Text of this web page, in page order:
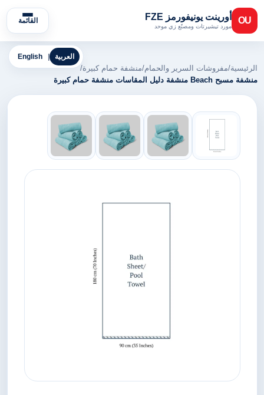
OU أورينت يونيفورمز FZE
مورد تيشيرتات ومصنّع زي موحد
القائمة
English العربية
الرئيسية/مفروشات السرير والحمام/منشفة حمام كبيرة/
منشفة مسبح Beach منشفة دليل المقاسات منشفة حمام كبيرة